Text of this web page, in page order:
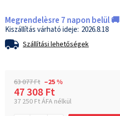
Megrendelèsre 7 napon belül 🚚
2026.8.18
Szállítási lehetőségek
63 077 Ft –25 %
47 308 Ft
37 250 Ft ÁFA nélkül